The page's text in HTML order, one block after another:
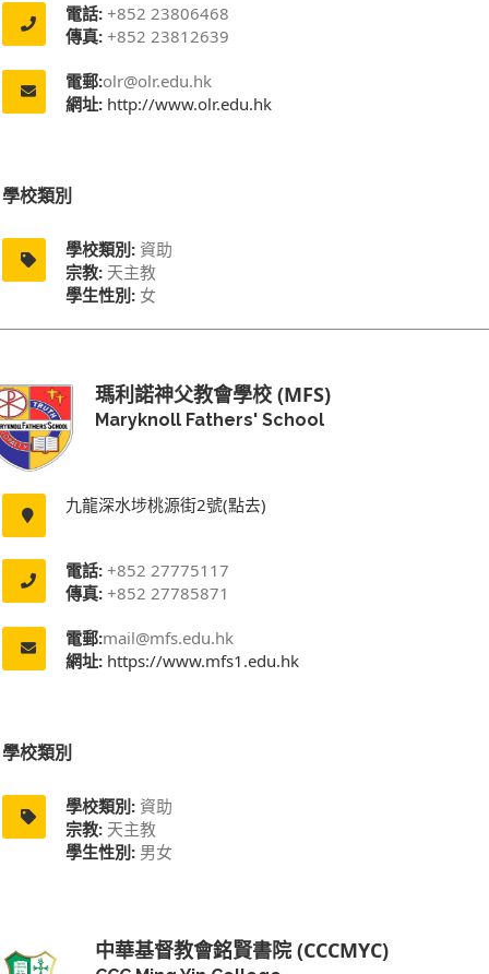
電話: +852 23806468
傳真: +852 23812639
電郵:olr@olr.edu.hk
網址: http://www.olr.edu.hk
學校類別
學校類別: 資助
宗教: 天主教
學生性別: 女
瑪利諾神父教會學校 (MFS)
Maryknoll Fathers' School
九龍深水埗桃源街2號(點去)
電話: +852 27775117
傳真: +852 27785871
電郵:mail@mfs.edu.hk
網址: https://www.mfs1.edu.hk
學校類別
學校類別: 資助
宗教: 天主教
學生性別: 男女
中華基督教會銘賢書院 (CCCMYC)